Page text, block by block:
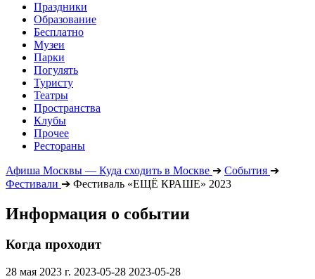
Праздники
Образование
Бесплатно
Музеи
Парки
Погулять
Туристу
Театры
Пространства
Клубы
Прочее
Рестораны
Афиша Москвы — Куда сходить в Москве ➔ События ➔
Фестивали ➔ Фестиваль «ЕЩЁ КРАШЕ» 2023
Информация о событии
Когда проходит
28 мая 2023 г. 2023-05-28 2023-05-28